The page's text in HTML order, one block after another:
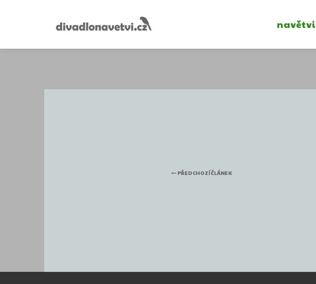
navětvi
PŘEDCHOZÍ ČLÁNEK